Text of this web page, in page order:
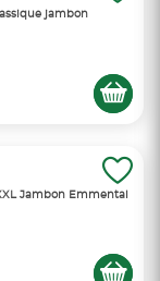
jambon
Jambon Emmental